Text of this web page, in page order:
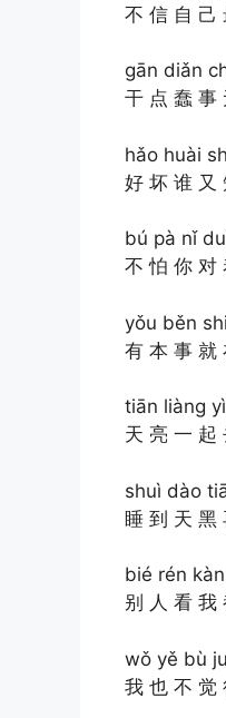
不 信 自 己
gān diǎn
干 点 蠢 事
hǎo huài
好 坏 谁 又
bú pà nǐ
不 怕 你 对
yǒu běn
有 本 事 就
tiān liàng
天 亮 一 起
shuì dào
睡 到 天 黑
bié rén
别 人 看 我
wǒ yě bù
我 也 不 觉